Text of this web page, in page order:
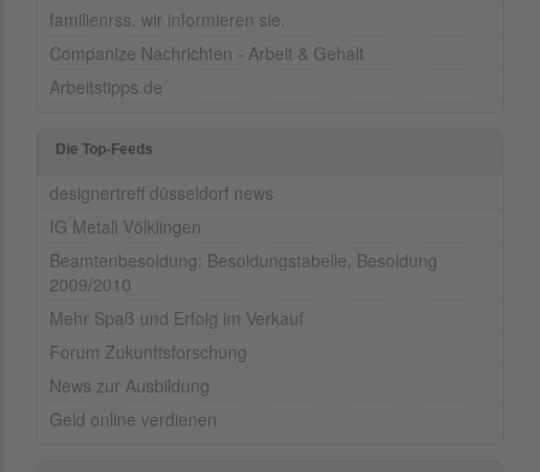
familienrss. wir informieren sie.
Companize Nachrichten - Arbeit & Gehalt
Arbeitstipps.de
Die Top-Feeds
designertreff düsseldorf news
IG Metall Völklingen
Beamtenbesoldung: Besoldungstabelle, Besoldung
2009/2010
Mehr Spaß und Erfolg im Verkauf
Forum Zukunftsforschung
News zur Ausbildung
Geld online verdienen